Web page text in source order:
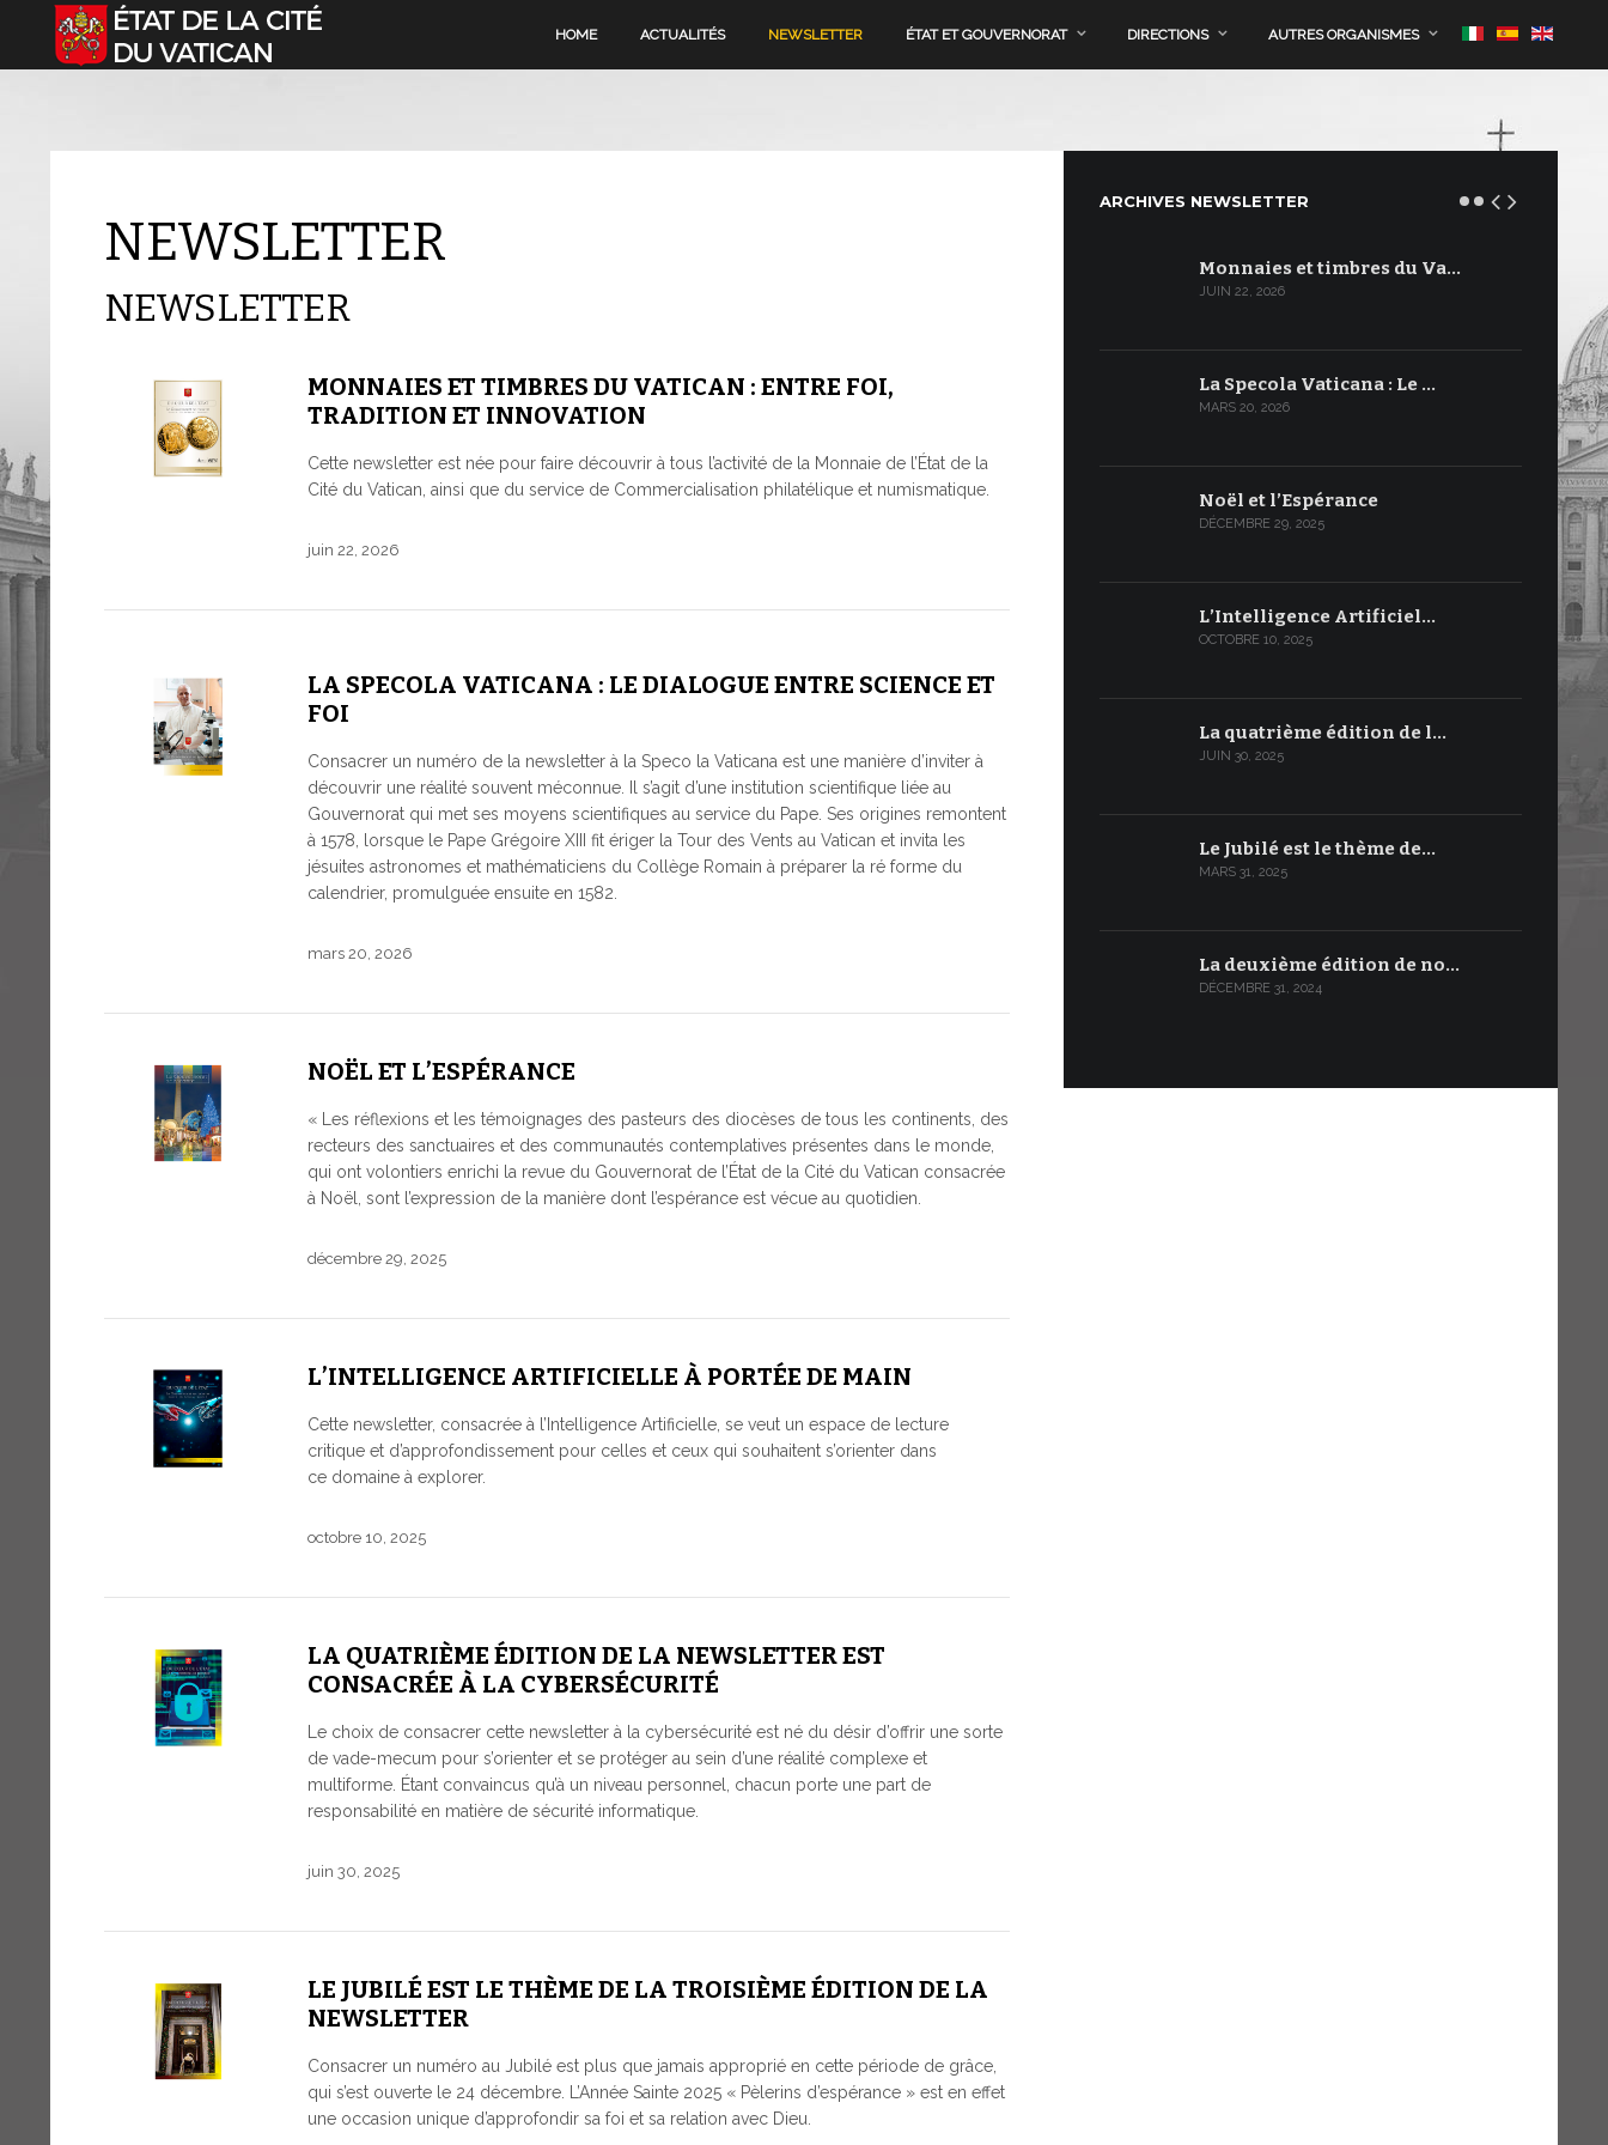
Sélectionnez votre langue HOME ACTUALITÉS NEWSLETTER ÉTAT ET GOUVERNORAT DIRECTIONS AUTRES ORGANISMES
NEWSLETTER
NEWSLETTER
MONNAIES ET TIMBRES DU VATICAN : ENTRE FOI,
TRADITION ET INNOVATION
Cette newsletter est née pour faire découvrir à tous l’activité de la Monnaie de l’État de la
Cité du Vatican, ainsi que du service de Commercialisation philatélique et numismatique.
juin 22, 2026
LA SPECOLA VATICANA : LE DIALOGUE ENTRE SCIENCE ET
FOI
Consacrer un numéro de la newsletter à la Speco la Vaticana est une manière d’inviter à
découvrir une réalité souvent méconnue. Il s’agit d’une institution scientifique liée au
Gouvernorat qui met ses moyens scientifiques au service du Pape. Ses origines remontent
à 1578, lorsque le Pape Grégoire XIII fit ériger la Tour des Vents au Vatican et invita les
jésuites astronomes et mathématiciens du Collège Romain à préparer la ré forme du
calendrier, promulguée ensuite en 1582.
mars 20, 2026
NOËL ET L’ESPÉRANCE
« Les réflexions et les témoignages des pasteurs des diocèses de tous les continents, des
recteurs des sanctuaires et des communautés contemplatives présentes dans le monde,
qui ont volontiers enrichi la revue du Gouvernorat de l’État de la Cité du Vatican consacrée
à Noël, sont l’expression de la manière dont l’espérance est vécue au quotidien.
décembre 29, 2025
L’INTELLIGENCE ARTIFICIELLE À PORTÉE DE MAIN
Cette newsletter, consacrée à l’Intelligence Artificielle, se veut un espace de lecture
critique et d’approfondissement pour celles et ceux qui souhaitent s’orienter dans
ce domaine à explorer.
octobre 10, 2025
LA QUATRIÈME ÉDITION DE LA NEWSLETTER EST
CONSACRÉE À LA CYBERSÉCURITÉ
Le choix de consacrer cette newsletter à la cybersécurité est né du désir d’offrir une sorte
de vade-mecum pour s’orienter et se protéger au sein d’une réalité complexe et
multiforme. Étant convaincus qu’à un niveau personnel, chacun porte une part de
responsabilité en matière de sécurité informatique.
juin 30, 2025
LE JUBILÉ EST LE THÈME DE LA TROISIÈME ÉDITION DE LA
NEWSLETTER
Consacrer un numéro au Jubilé est plus que jamais approprié en cette période de grâce,
qui s’est ouverte le 24 décembre. L’Année Sainte 2025 « Pèlerins d’espérance » est en effet
une occasion unique d’approfondir sa foi et sa relation avec Dieu.
ARCHIVES NEWSLETTER
Monnaies et timbres du Va…
JUIN 22, 2026
La Specola Vaticana : Le …
MARS 20, 2026
Noël et l’Espérance
DÉCEMBRE 29, 2025
L’Intelligence Artificiel…
OCTOBRE 10, 2025
La quatrième édition de l…
JUIN 30, 2025
Le Jubilé est le thème de…
MARS 31, 2025
La deuxième édition de no…
DÉCEMBRE 31, 2024